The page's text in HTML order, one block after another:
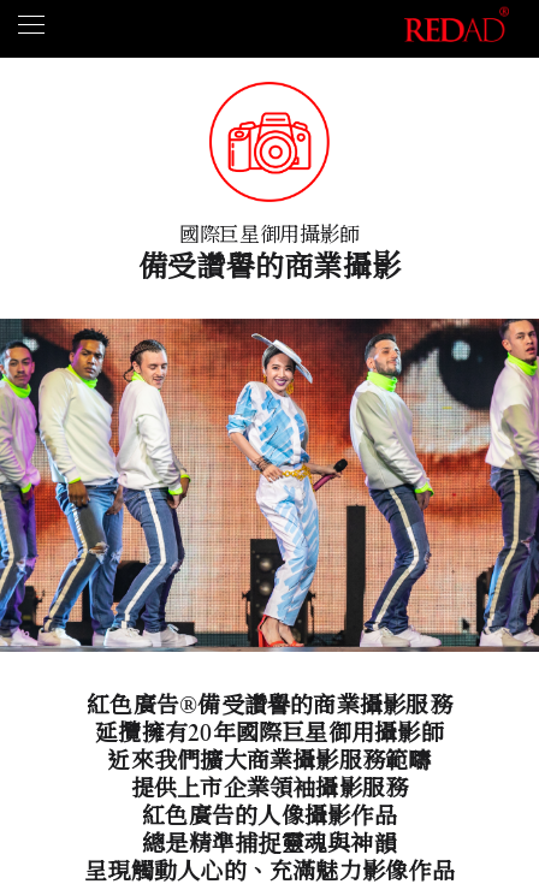
國際巨星御用攝影師
備受讚譽的商業攝影
紅色廣告®備受讚譽的商業攝影服務
延攬擁有20年國際巨星御用攝影師
近來我們擴大商業攝影服務範疇
提供上市企業領袖攝影服務
紅色廣告的人像攝影作品
總是精準捕捉靈魂與神韻
呈現觸動人心的、充滿魅力影像作品